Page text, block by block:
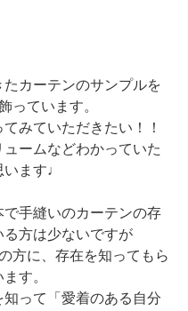
カーテンのサンプルを
っています。
みていただきたい！！
ームなどわかっていた
います♩
で手縫いのカーテンの存
る方は少ないですが
方に、存在を知ってもら
す。
知って「愛着のある自分